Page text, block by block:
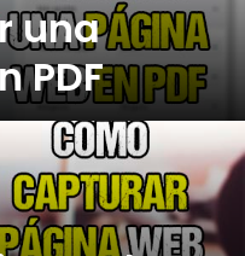
una
PDF